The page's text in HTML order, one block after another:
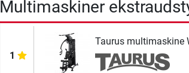
Multimaskiner
1
Taurus multimaskine